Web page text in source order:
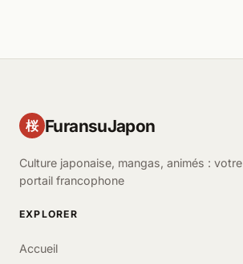
桜 FuransuJapon
Culture japonaise, mangas, animés : votre
portail francophone
EXPLORER
Accueil